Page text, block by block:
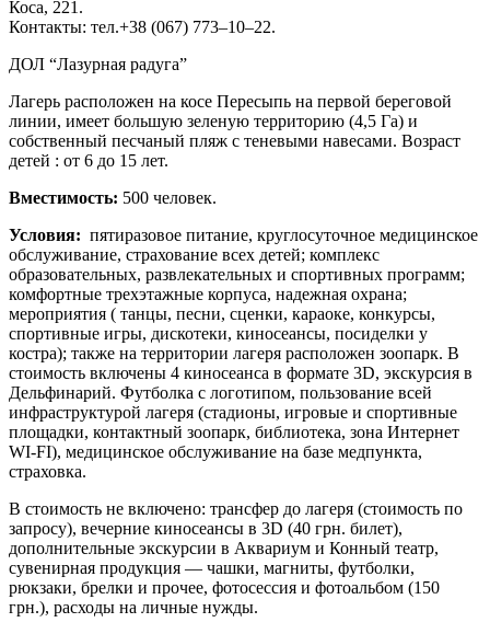
Коса, 221.
Контакты: тел.+38 (067) 773–10–22.
ДОЛ “Лазурная радуга”
Лагерь расположен на косе Пересыпь на первой береговой
линии, имеет большую зеленую территорию (4,5 Га) и
собственный песчаный пляж с теневыми навесами. Возраст
детей : от 6 до 15 лет.
Вместимость: 500 человек.
Условия: пятиразовое питание, круглосуточное медицинское
обслуживание, страхование всех детей; комплекс
образовательных, развлекательных и спортивных программ;
комфортные трехэтажные корпуса, надежная охрана;
мероприятия ( танцы, песни, сценки, караоке, конкурсы,
спортивные игры, дискотеки, киносеансы, посиделки у
костра); также на территории лагеря расположен зоопарк. В
стоимость включены 4 киносеанса в формате 3D, экскурсия в
Дельфинарий. Футболка с логотипом, пользование всей
инфраструктурой лагеря (стадионы, игровые и спортивные
площадки, контактный зоопарк, библиотека, зона Интернет
WI-FI), медицинское обслуживание на базе медпункта,
страховка.
В стоимость не включено: трансфер до лагеря (стоимость по
запросу), вечерние киносеансы в 3D (40 грн. билет),
дополнительные экскурсии в Аквариум и Конный театр,
сувенирная продукция — чашки, магниты, футболки,
рюкзаки, брелки и прочее, фотосессия и фотоальбом (150
грн.), расходы на личные нужды.